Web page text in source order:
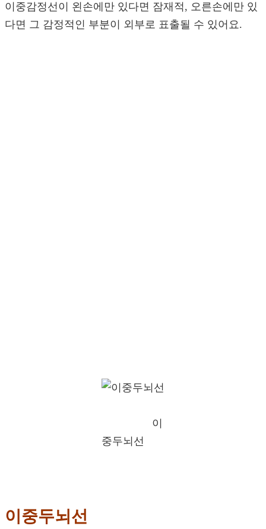
이중감정선이 왼손에만 있다면 잠재적, 오른손에만 있
다면 그 감정적인 부분이 외부로 표출될 수 있어요.
이
중두뇌선
이중두뇌선